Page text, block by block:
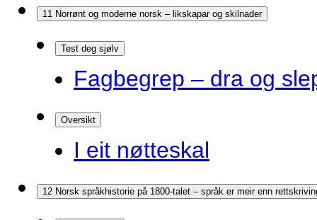
11 Norrønt og moderne norsk – likskapar og skilnader
Test deg sjølv
Fagbegrep – dra og
Oversikt
I eit nøtteskal
12 Norsk språkhistorie på 1800-talet – språk er meir enn